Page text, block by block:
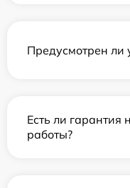
Предусмотрен ли
Есть ли
работы?